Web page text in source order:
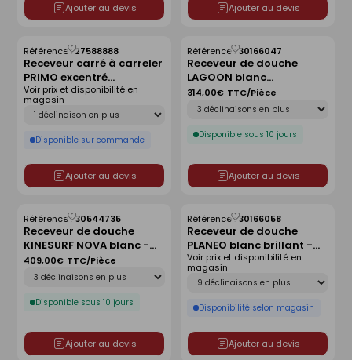
Ajouter au devis Ajouter au devis
Receveur carré à carreler
PRIMO excentré
polystyrène extrudé
haut.4cm larg.120cm
long.120cm
Référence :27588888
Déclinaison
Disponible sur commande
Voir prix et disponibilité en
magasin
Ajouter au devis
Enregistrer
comme
liste
Receveur de douche
LAGOON blanc
antidérapant - 90 x 90
cm
Référence :30166047
Disponible sous 10 jours
314,00€ TTC/Pièce
Ajouter au devis
Enregistrer
comme
liste
Receveur de douche
KINESURF NOVA blanc -
140x90 cm
Référence :30544735
Disponible sous 10 jours
409,00€ TTC/Pièce
Ajouter au devis
Enregistrer
comme
liste
Receveur de douche
PLANEO blanc brillant -
120 x 80 cm
Référence :30166058
Déclinaison
Disponibilité selon magasin
Voir prix et disponibilité en
magasin
Ajouter au devis
Enregistrer
comme
liste